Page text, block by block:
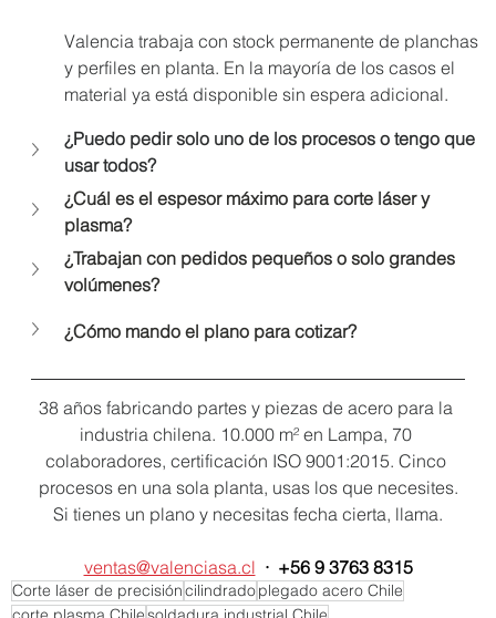
Valencia trabaja con stock permanente de planchas
y perfiles en planta. En la mayoría de los casos el
material ya está disponible sin espera adicional.
¿Puedo pedir solo uno de los procesos o tengo que
usar todos?
¿Cuál es el espesor máximo para corte láser y
plasma?
¿Trabajan con pedidos pequeños o solo grandes
volúmenes?
¿Cómo mando el plano para cotizar?
38 años fabricando partes y piezas de acero para la
industria chilena. 10.000 m² en Lampa, 70
colaboradores, certificación ISO 9001:2015. Cinco
procesos en una sola planta, usas los que necesites.
Si tienes un plano y necesitas fecha cierta, llama.
ventas@valenciasa.cl ·  +56 9 3763 8315
Corte láser de precisióncilindradoplegado acero Chile